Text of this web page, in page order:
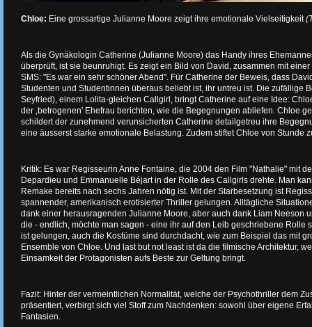
Chloe: Eine grossartige Julianne Moore zeigt ihre emotionale Vielseitigkeit
Als die Gynäkologin Catherine (Julianne Moore) das Handy ihres
überprüft, ist sie beunruhigt. Es zeigt ein Bild von David, zusammen mit
SMS: "Es war ein sehr schöner Abend". Für Catherine der Beweis, dass
Studenten und Studentinnen überaus beliebt ist, ihr untreu ist. Die zufällige
Seyfried), einem Lolita-gleichen Callgirl, bringt Catherine auf eine Idee:
der ‚betrogenen' Ehefrau berichten, wie die Begegnungen abliefen. Chloe
schildert der zunehmend verunsicherten Catherine detailgetreu ihre
eine äusserst starke emotionale Belastung. Zudem stiftet Chloe von Stunde
Kritik: Es war Regisseurin Anne Fontaine, die 2004 den Film "Nathalie" mit
Depardieu und Emmanuelle Béjart in der Rolle des Callgirls drehte. Man
Remake bereits nach sechs Jahren nötig ist. Mit der Starbesetzung ist
spannender, amerikanisch erotisierter Thriller gelungen. Alltägliche
dank einer herausragenden Julianne Moore, aber auch dank Liam Neeson
die - endlich, möchte man sagen - eine ihr auf den Leib geschriebene Rolle
ist gelungen, auch die Kostüme sind durchdacht, wie zum Beispiel das mit
Ensemble von Chloe. Und last but not least ist da die filmische Architektur,
Einsamkeit der Protagonisten aufs Beste zur Geltung bringt.
Fazit: Hinter der vermeintlichen Normalität, welche der Psychothriller dem
präsentiert, verbirgt sich viel Stoff zum Nachdenken: sowohl über eigene
Fantasien.